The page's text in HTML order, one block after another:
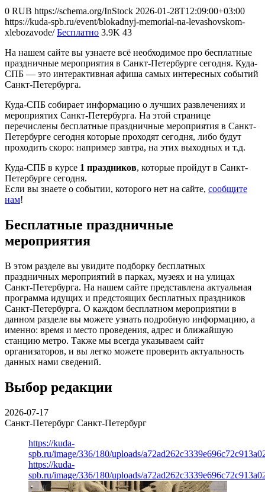
0 RUB https://schema.org/InStock 2026-01-28T12:09:00+03:00
https://kuda-spb.ru/event/blokadnyj-memorial-na-levashovskom-
xlebozavode/ Бесплатно 3.9K 43
На нашем сайте вы узнаете всё необходимое про бесплатные
праздничные мероприятия в Санкт-Петербурге сегодня. Куда-
СПБ — это интерактивная афиша самых интересных событий
Санкт-Петербурга.
Куда-СПБ собирает информацию о лучших развлечениях и
мероприятих Санкт-Петербурга. На этой странице
перечислены бесплатные праздничные мероприятия в Санкт-
Петербурге сегодня которые проходят сегодня, либо будут
проходить скоро: например завтра, на этих выходных и т.д.
Куда-СПБ в курсе 1 праздников, которые пройдут в Санкт-
Петербурге сегодня.
Если вы знаете о событии, которого нет на сайте, сообщите
нам!
Бесплатные праздничные
мероприятия
В этом разделе вы увидите подборку бесплатных
праздничных мероприятий в парках, музеях и на улицах
Санкт-Петербурга. На нашем сайте представлена актуальная
программа идущих и предстоящих бесплатных праздников
Санкт-Петербурга. О каждом бесплатном мероприятии в
данном разделе вы можете узнать подробную информацию, а
именно: время и место проведения, адрес и ближайшую
станцию метро. Также мы всегда указываем сайт
организаторов, и вы легко можете проверить актуальность
данных нами сведений.
Выбор редакции
2026-07-17
Санкт-Петербург Санкт-Петербург
https://kuda-
spb.ru/image/336/180/uploads/
https://kuda-
spb.ru/image/336/180/uploads/